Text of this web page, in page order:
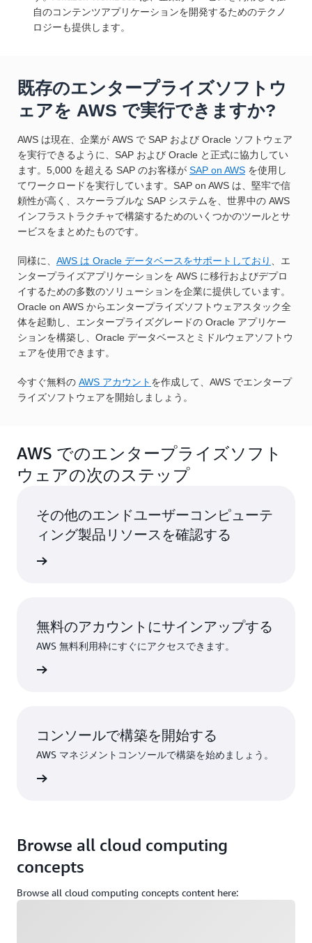
自のコンテンツアプリケーションを開発するためのテクノ
ロジーも提供します。
既存のエンタープライズソフトウ
ェアを AWS で実行できますか?
AWS は現在、企業が AWS で SAP および Oracle ソフトウェア
を実行できるように、SAP および Oracle と正式に協力してい
ます。5,000 を超える SAP のお客様が SAP on AWS を使用し
てワークロードを実行しています。SAP on AWS は、堅牢で信
頼性が高く、スケーラブルな SAP システムを、世界中の AWS
インフラストラクチャで構築するためのいくつかのツールとサ
ービスをまとめたものです。
同様に、 AWS は Oracle データベースをサポートしており
、エ
ンタープライズアプリケーションを AWS に移行およびデプロ
イするための多数のソリューションを企業に提供しています。
Oracle on AWS からエンタープライズソフトウェアスタック全
体を起動し、エンタープライズグレードの Oracle アプリケー
ションを構築し、Oracle データベースとミドルウェアソフトウ
ェアを使用できます。
今すぐ無料の AWS アカウント を作成して、AWS でエンタープ
ライズソフトウェアを開始しましょう。
AWS でのエンタープライズソフト
ウェアの次のステップ
その他のエンドユーザーコンピューテ
ィング製品リソースを確認する
無料のアカウントにサインアップする
AWS 無料利用枠にすぐにアクセスできます。
コンソールで構築を開始する
AWS マネジメントコンソールで構築を始めましょう。
Browse all cloud computing
concepts
Browse all cloud computing concepts content here: